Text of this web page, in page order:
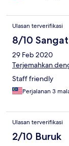
Ulasan terverifikasi
8/10
29 Feb 2020
Terjemahkan
Staff friendly
Perjalanan 3
Ulasan terverifikasi
2/10 Buruk